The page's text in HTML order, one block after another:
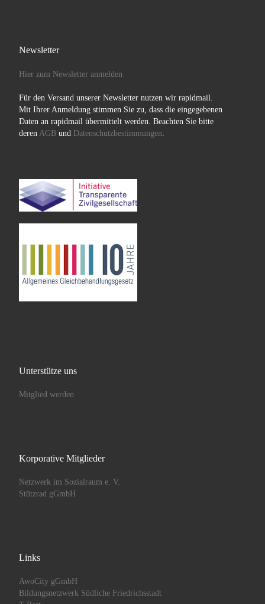
Newsletter
Hier zum Newsletter anmelden
Für den Versand unserer Newsletter nutzen wir rapidmail.
Mit Ihrer Anmeldung stimmen Sie zu, dass die eingegebenen
Daten an rapidmail übermittelt werden. Beachten Sie bitte
deren AGBund Datenschutzbestimmungen
Unterstütze uns
Mitglied werden
Korporative Mitglieder
Netzwerk im Sozialraum e. V.
Stützrad gGmbH
Links
AwoCity gGmbH
Bildungsnetzwerk Südliche Friedrichsstadt